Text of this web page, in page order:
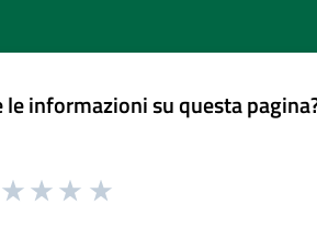
le informazioni su questa